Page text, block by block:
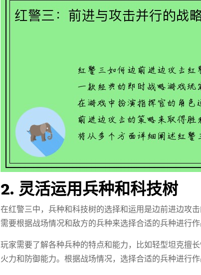
2. 灵活运用兵种和科技树
在红警三中，兵种和科技树的选择和运用是边前进边攻
需要根据战场情况和敌方的兵种来选择合适的兵种进行
玩家需要了解各种兵种的特点和能力，比如轻型坦克擅
火力和防御能力。根据战场情况，选择合适的兵种进行